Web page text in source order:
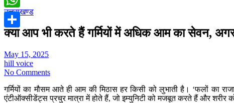
उत्तराखण्ड
क्या आप भी करते हैं गर्मियों में अधिक आम का सेवन,
May 15, 2025
hill voice
No Comments
गर्मियों का मौसम आते ही आम की मिठास हर किसी को लुभाती है। ‘फलों का
एंटीऑक्सीडेंट्स प्रचुर मात्रा में होते हैं, जो इम्युनिटी को मजबूत करते हैं और
WhatsApp
Share